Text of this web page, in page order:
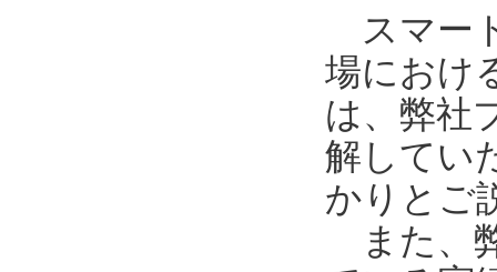
スマー
場におけ
は、弊社
解してい
かりとご
また、